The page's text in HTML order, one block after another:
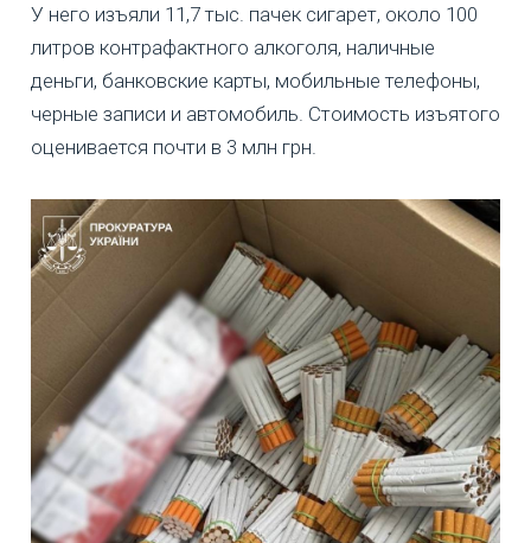
У него изъяли 11,7 тыс. пачек сигарет, около 100
литров контрафактного алкоголя, наличные
деньги, банковские карты, мобильные телефоны,
черные записи и автомобиль. Стоимость изъятого
оценивается почти в 3 млн грн.